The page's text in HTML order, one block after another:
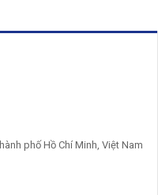
phố Hồ Chí Minh, Việt Nam